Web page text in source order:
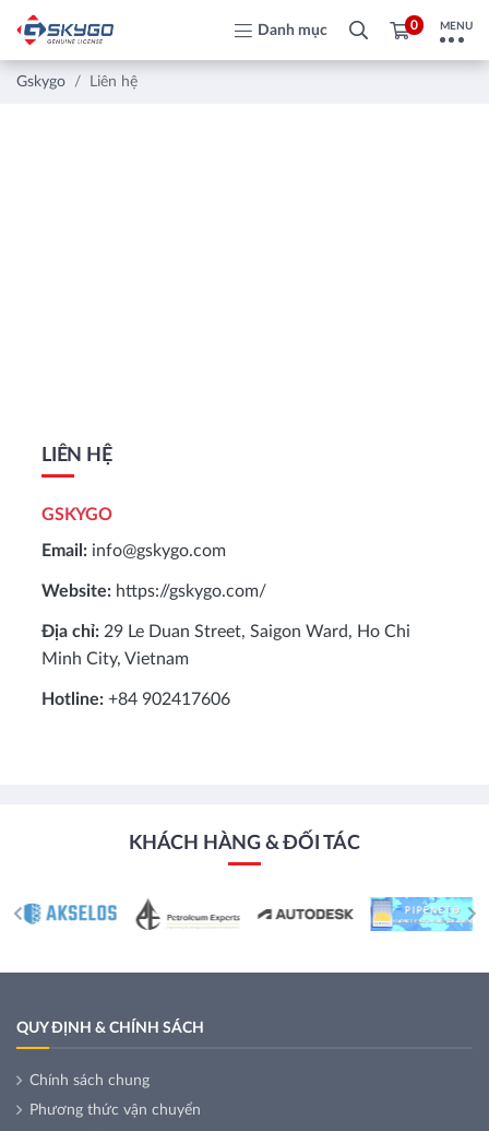
Danh mục 0 MENU
Gskygo Liên hệ
LIÊN HỆ
GSKYGO
Email: info@gskygo.com
Website: https://gskygo.com/
Địa chỉ: 29 Le Duan Street, Saigon Ward, Ho Chi
Minh City, Vietnam
Hotline: +84 902417606
KHÁCH HÀNG & ĐỐI TÁC
QUY ĐỊNH & CHÍNH SÁCH
Chính sách chung
Phương thức vận chuyển